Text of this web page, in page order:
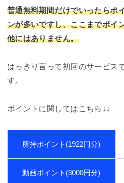
普通無料期間だけでいったらポ
ンが多いですし、ここまでポイ
他にはありません。
はっきり言って初回のサービス
す。
ポイントに関してはこちら↓↓
所持ポイント(1922円分)
動画ポイント(3000円分)